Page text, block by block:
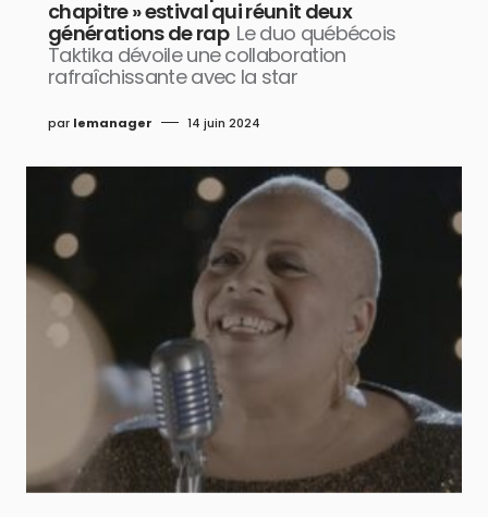
chapitre » estival qui réunit deux
générations de rap Le duo québécois
Taktika dévoile une collaboration
rafraîchissante avec la star
par lemanager 14 juin 2024